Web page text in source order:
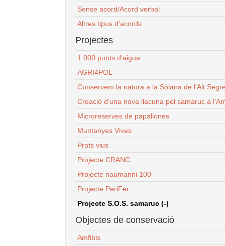
Sense acord/Acord verbal
Altres tipus d'acords
Projectes
1.000 punts d'aigua
AGRI4POL
Conservem la natura a la Solana de l'Alt
Creació d'una nova llacuna pel samaruc a
Microreserves de papallones
Muntanyes Vives
Prats vius
Projecte CRANC
Projecte naumanni 100
Projecte PeriFer
Projecte S.O.S. samaruc (-)
Objectes de conservació
Amfibis